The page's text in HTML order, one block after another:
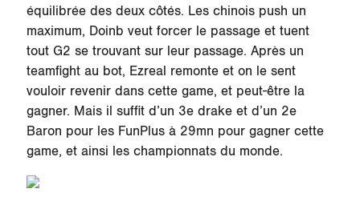
équilibrée des deux côtés. Les chinois push un
maximum, Doinb veut forcer le passage et tuent
tout G2 se trouvant sur leur passage. Après un
teamfight au bot, Ezreal remonte et on le sent
vouloir revenir dans cette game, et peut-être la
gagner. Mais il suffit d’un 3e drake et d’un 2e
Baron pour les FunPlus à 29mn pour gagner cette
game, et ainsi les championnats du monde.